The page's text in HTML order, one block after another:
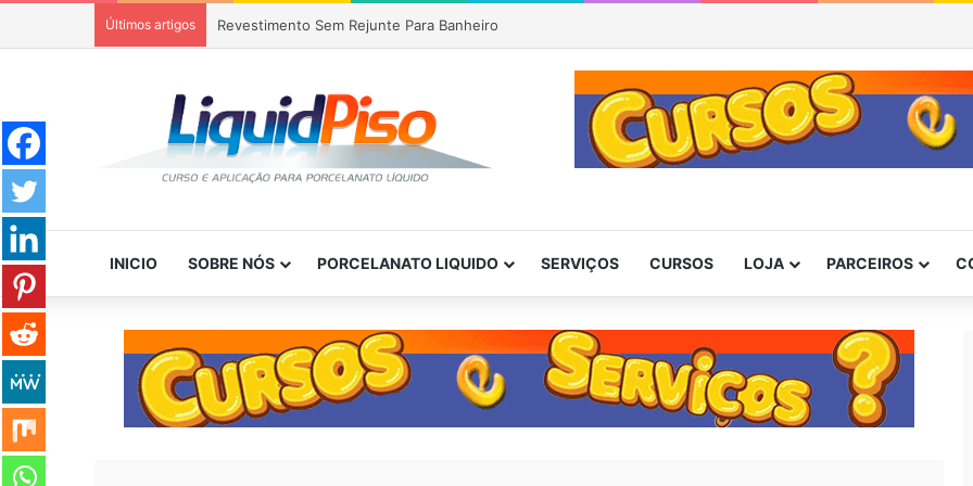
Últimos artigos Piso Epóxi em Banheiro Anália Franco SP
INICIO SOBRE NÓS PORCELANATO LIQUIDO SERVIÇOS CURSOS LOJA PARCEIROS